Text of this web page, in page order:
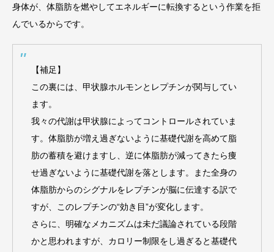
身体が、体脂肪を燃やしてエネルギーに転換するという作業を拒
んでいるからです。
【補足】
この裏には、甲状腺ホルモンとレプチンが関与してい
ます。
我々の代謝は甲状腺によってコントロールされていま
す。体脂肪が増え過ぎないように基礎代謝を高めて脂
肪の蓄積を避けますし、逆に体脂肪が減ってきたら痩
せ過ぎないように基礎代謝を落とします。また全身の
体脂肪からのシグナルをレプチンが脳に伝達する訳で
すが、このレプチンの“効き目”が変化します。
さらに、明確なメカニズムは未だ議論されている段階
かと思われますが、カロリー制限をし過ぎると基礎代